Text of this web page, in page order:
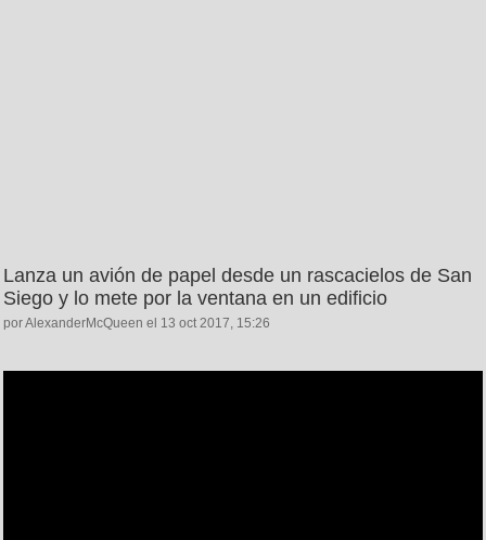
Lanza un avión de papel desde un rascacielos de San
Siego y lo mete por la ventana en un edificio
por AlexanderMcQueen el 13 oct 2017, 15:26